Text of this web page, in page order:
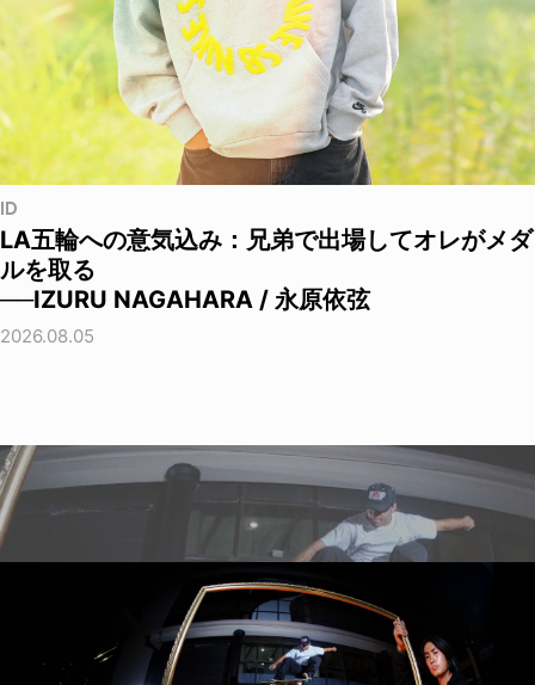
ID
LA五輪への意気込み：兄弟で出場してオレがメダ
ルを取る
──IZURU NAGAHARA / 永原依弦
2026.08.05